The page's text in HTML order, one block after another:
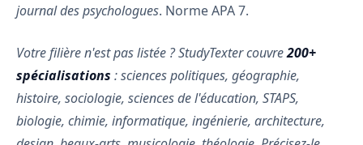
journal des psychologues. Norme APA 7.
Votre filière n'est pas listée ? StudyTexter couvre200+
spécialisations : sciences politiques, géographie,
histoire, sociologie, sciences de l'éducation, STAPS,
biologie, chimie, informatique, ingénierie, architecture,